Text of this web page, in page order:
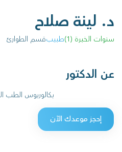
د. لينة صلاح
سنوات الخبرة (1) طبيبقسم الطوارئ
عن الدكتور
بكالوريوس الطب
إحجز موعدك الآن